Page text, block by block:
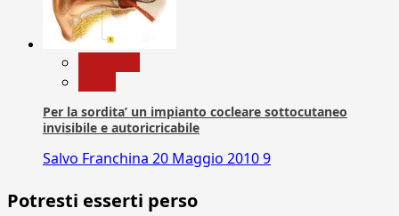
Per la sordita’ un impianto cocleare sottocutaneo
invisibile e autoricricabile
Salvo Franchina 20 Maggio 20109
Potresti esserti perso